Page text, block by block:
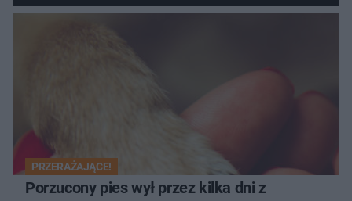
PRZERAŻAJĄCE!
Porzucony pies wył przez kilka dni z